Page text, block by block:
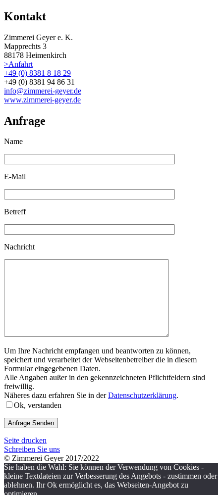
Kontakt
Zimmerei Geyer e. K.
Mapprechts 3
88178 Heimenkirch
>Anfahrt
+49 (0) 8381 8 18 29
+49 (0) 8381 94 86 31
info@zimmerei-geyer.de
www.zimmerei-geyer.de
Anfrage
Name
E-Mail
Betreff
Nachricht
Um Ihre Nachricht empfangen und beantworten zu können,
speichert und verarbeitet der Webseitenbetreiber die in diesem
Formular eingegebenen Daten.
Alle Angaben außer in den gekennzeichneten Pflichtfeldern sind
freiwillig.
Näheres dazu erfahren Sie in derDatenschutzerklärung.
Ok, verstanden
Seite drucken
Schreiben Sie uns
© Zimmerei Geyer 2017/2022
Sie haben die Wahl: Sie können der Verwendung von Cookies -
kleine Textdateien zur Verbesserung des Angebots - zustimmen oder
ablehnen. Ihr Ok ermöglicht es, das Webseiten-Angebot zu